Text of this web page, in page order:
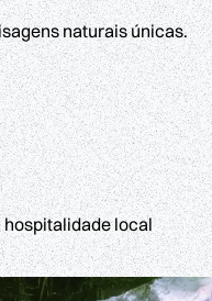
naturais únicas.
local